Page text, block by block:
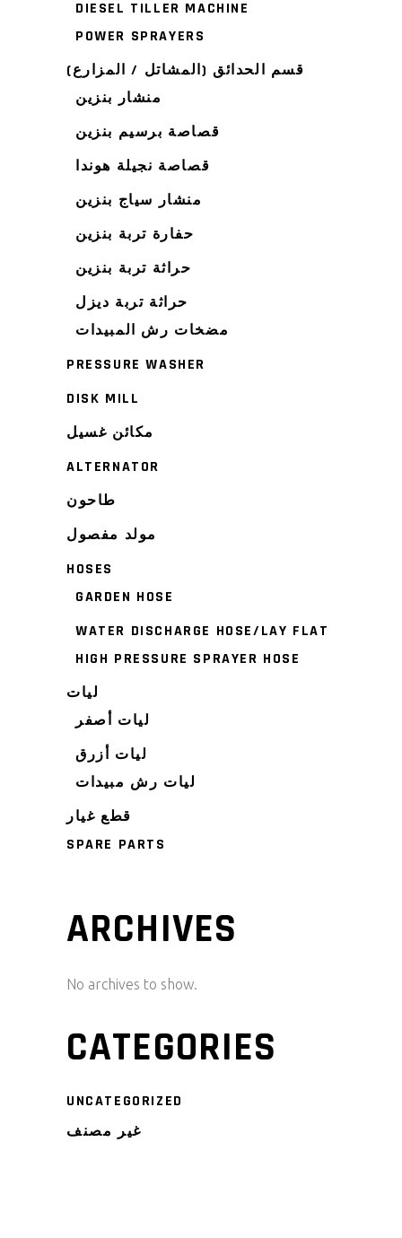
DIESEL TILLER MACHINE
POWER SPRAYERS
قسم الحدائق (المشاتل / المزارع)
منشار بنزين
قصاصة برسيم بنزين
قصاصة نجيلة هوندا
منشار سياج بنزين
حفارة تربة بنزين
حراثة تربة بنزين
حراثة تربة ديزل
مضخات رش المبيدات
PRESSURE WASHER
DISK MILL
مكائن غسيل
ALTERNATOR
طاحون
مولد مفصول
HOSES
GARDEN HOSE
WATER DISCHARGE HOSE/LAY FLAT
HIGH PRESSURE SPRAYER HOSE
ليات
ليات أصفر
ليات أزرق
ليات رش مبيدات
قطع غيار
SPARE PARTS
ARCHIVES
No archives to show.
CATEGORIES
UNCATEGORIZED
غير مصنف